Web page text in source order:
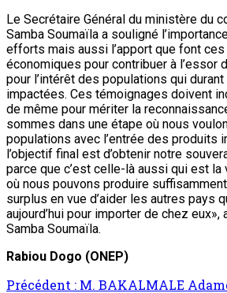
Le Secrétaire Général du ministère du
Samba Soumaïla a souligné
efforts mais aussi l’apport que font
économiques pour contribuer à l’essor
pour l’intérêt des populations qui
impactées. Ces témoignages doivent
de même pour mériter la
sommes dans une étape où nous
populations avec l’entrée des produits
l’objectif final est d’obtenir notre
parce que c’est celle-là aussi qui est la
où nous pouvons produire
surplus en vue d’aider les autres pays
aujourd’hui pour importer de chez eux»,
Samba Soumaïla.
Rabiou Dogo (ONEP)
Précédent : M. BAKALMALE